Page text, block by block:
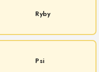
Ryby
Psi